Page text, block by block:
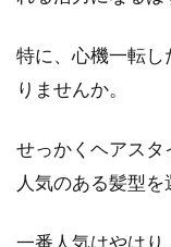
特に、心機一転
りませんか。
せっかくヘアスタ
人気のある髪型を
一番人気はやはり